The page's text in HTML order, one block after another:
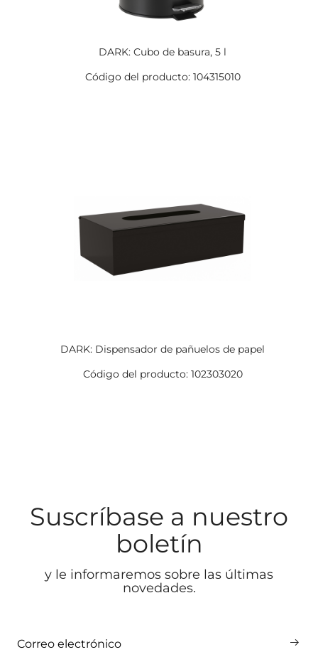
DARK: Cubo de basura, 5 l
Código del producto: 104315010
DARK: Dispensador de pañuelos de papel
Código del producto: 102303020
Suscríbase a nuestro
boletín
y le informaremos sobre las últimas
novedades.